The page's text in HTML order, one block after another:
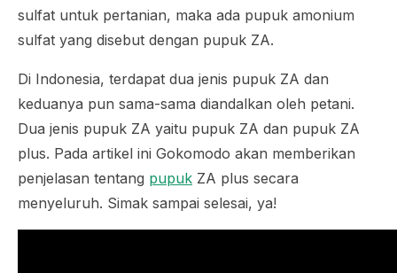
sulfat untuk pertanian, maka ada pupuk amonium
sulfat yang disebut dengan pupuk ZA.
Di Indonesia, terdapat dua jenis pupuk ZA dan
keduanya pun sama-sama diandalkan oleh petani.
Dua jenis pupuk ZA yaitu pupuk ZA dan pupuk ZA
plus. Pada artikel ini Gokomodo akan memberikan
penjelasan tentang pupuk ZA plus secara
menyeluruh. Simak sampai selesai, ya!